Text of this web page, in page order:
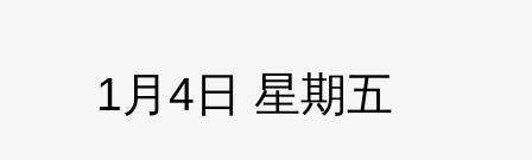
1月4日 星期五